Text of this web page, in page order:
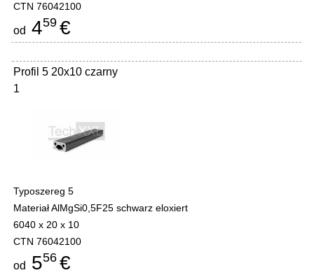
CTN 76042100
od 459 €
Profil 5 20x10 czarny
1
Typoszereg 5
Materiał AlMgSi0,5F25 schwarz eloxiert
6040 x 20 x 10
CTN 76042100
od 556 €